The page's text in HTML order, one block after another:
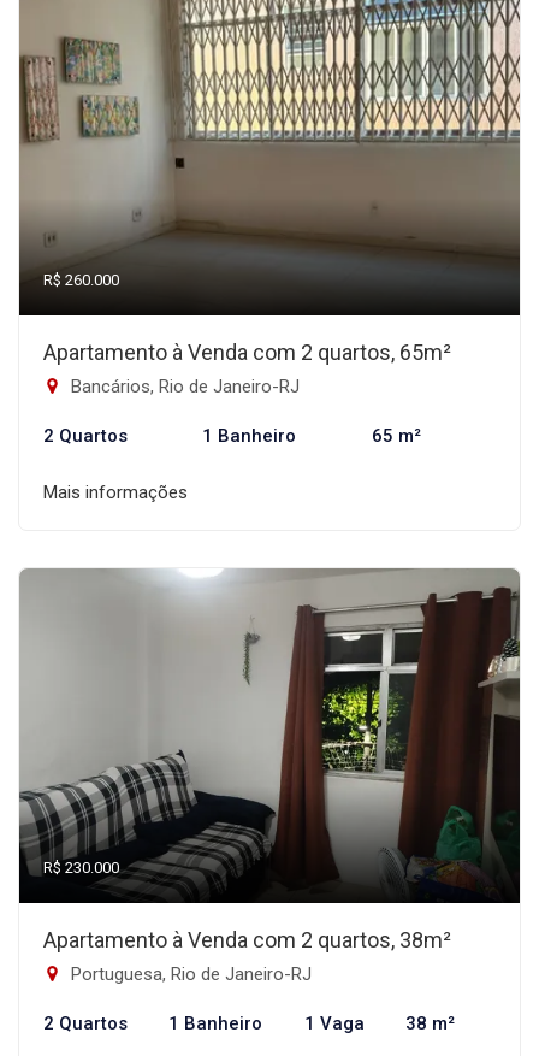
R$ 260.000
Apartamento à Venda com 2 quartos, 65m²
Bancários, Rio de Janeiro-RJ
2 Quartos 1 Banheiro 65 m²
Mais informações
R$ 230.000
Apartamento à Venda com 2 quartos, 38m²
Portuguesa, Rio de Janeiro-RJ
2 Quartos 1 Banheiro 1 Vaga 38 m²